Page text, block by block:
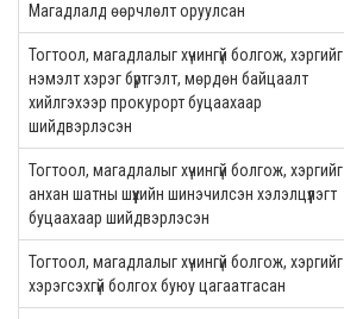
Магадлалд өөрчлөлт оруулсан
Тогтоол, магадлалыг хүчингүй болгож, хэргийг
нэмэлт хэрэг бүртгэлт, мөрдөн байцаалт
хийлгэхээр прокурорт буцаахаар
шийдвэрлэсэн
Тогтоол, магадлалыг хүчингүй болгож, хэргийг
анхан шатны шүүхийн шинэчилсэн хэлэлцүүлэгт
буцаахаар шийдвэрлэсэн
Тогтоол, магадлалыг хүчингүй болгож, хэргийг
хэрэгсэхгүй болгох буюу цагаатгасан